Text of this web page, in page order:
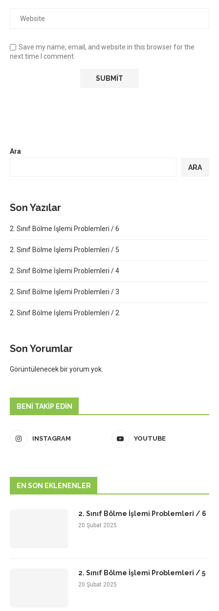
Save my name, email, and website in this browser for the
next time I comment.
Ara
ARA
Son Yazılar
2. Sınıf Bölme İşlemi Problemleri / 6
2. Sınıf Bölme İşlemi Problemleri / 5
2. Sınıf Bölme İşlemi Problemleri / 4
2. Sınıf Bölme İşlemi Problemleri / 3
2. Sınıf Bölme İşlemi Problemleri / 2
Son Yorumlar
Görüntülenecek bir yorum yok.
BENI TAKIP EDIN
INSTAGRAM YOUTUBE
EN SON EKLENENLER
2. Sınıf Bölme İşlemi Problemleri / 6
20 Şubat 2025
2. Sınıf Bölme İşlemi Problemleri / 5
20 Şubat 2025